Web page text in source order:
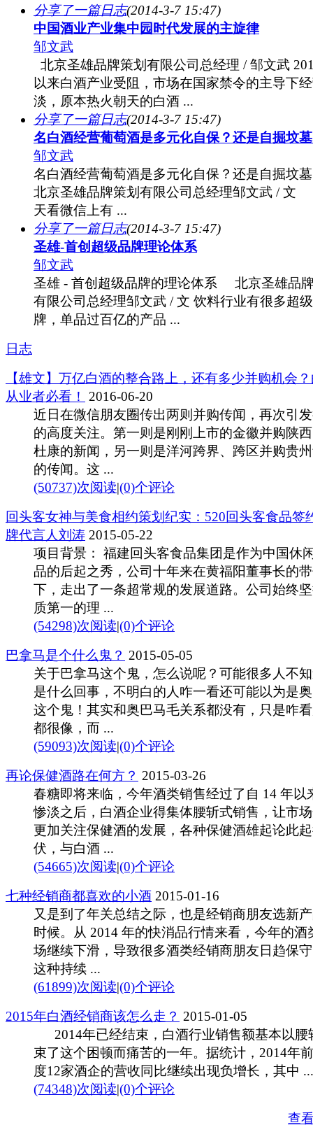
分享了一篇日志(2014-3-7 15:47)
中国酒业产业集中园时代发展的主旋律
邹文武
北京圣雄品牌策划有限公司总经理 / 邹文武
以来白酒产业受阻，市场在国家禁令的主导下
淡，原本热火朝天的白酒 ...
分享了一篇日志(2014-3-7 15:47)
名白酒经营葡萄酒是多元化自保？还是自掘坟
邹文武
名白酒经营葡萄酒是多元化自保？还是自掘坟
北京圣雄品牌策划有限公司总经理邹文武 /
天看微信上有 ...
分享了一篇日志(2014-3-7 15:47)
圣雄-首创超级品牌理论体系
邹文武
圣雄 - 首创超级品牌的理论体系 北京圣雄品
有限公司总经理邹文武 / 文 饮料行业有很多超
牌，单品过百亿的产品 ...
日志
【雄文】万亿白酒的整合路上，还有多少并购机会
从业者必看！
2016-06-20
近日在微信朋友圈传出两则并购传闻，再次引
的高度关注。第一则是刚刚上市的金徽并购陕
杜康的新闻，另一则是洋河跨界、跨区并购贵
的传闻。这 ...
(50737)次阅读|(0)个评论
回头客女神与美食相约策划纪实：520回头客食品签
牌代言人刘涛 2015-05-22
项目背景： 福建回头客食品集团是作为中国休
品的后起之秀，公司十年来在黄福阳董事长的
下，走出了一条超常规的发展道路。公司始终
质第一的理 ...
(54298)次阅读|(0)个评论
巴拿马是个什么鬼？ 2015-05-05
关于巴拿马这个鬼，怎么说呢？可能很多人不
是什么回事，不明白的人咋一看还可能以为是
这个鬼！其实和奥巴马毛关系都没有，只是咋
都很像，而 ...
(59093)次阅读|(0)个评论
再论保健酒路在何方？ 2015-03-26
春糖即将来临，今年酒类销售经过了自 14 年以
惨淡之后，白酒企业得集体腰斩式销售，让市
更加关注保健酒的发展，各种保健酒雄起论此
伏，与白酒 ...
(54665)次阅读|(0)个评论
七种经销商都喜欢的小酒 2015-01-16
又是到了年关总结之际，也是经销商朋友选新
时候。从 2014 年的快消品行情来看，今年的酒
场继续下滑，导致很多酒类经销商朋友日趋保
这种持续 ...
(61899)次阅读|(0)个评论
2015年白酒经销商该怎么走？ 2015-01-05
2014年已经结束，白酒行业销售额基本以腰
束了这个困顿而痛苦的一年。据统计，2014年
度12家酒企的营收同比继续出现负增长，其中 ...
(74348)次阅读|(0)个评论
查